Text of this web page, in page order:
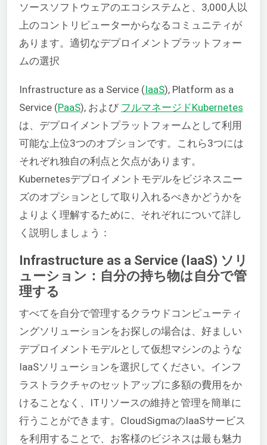
ソースソフトウェアのエコシステムと、3,000人以
上のコントリビューターからなるコミュニティが
あります。適切なデプロイメントプラットフォー
ムの選択
Infrastructure as a Service (IaaS), Platform as a
Service (PaaS), および フルマネージドKubernetes
は、デプロイメントプラットフォームとして利用
可能な上位3つのオプションです。これら3つには
それぞれ独自の利点と欠点があります。
Kubernetesデプロイメントモデルをビジネスニー
ズのオプションとして取り入れるべきかどうかを
よりよく理解するために、それぞれについて詳し
く説明しましょう：
Infrastructure as a Service (IaaS) ソリ
ューション：自分の持ち物は自分で管
理する
すべてを自分で管理するクラウドコンピューティ
ングソリューションをお探しの場合は、好ましい
デプロイメントモデルとして仮想マシンのような
IaaSソリューションを選択してください。インフ
ラストラクチャのセットアップに多額の費用をか
けることなく、ITリソースの維持と管理を簡単に
行うことができます。CloudSigmaのIaaSサービス
を利用することで、お客様のビジネスは最も魅力